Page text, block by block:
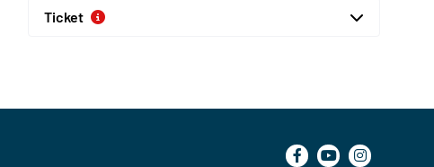
Ticket